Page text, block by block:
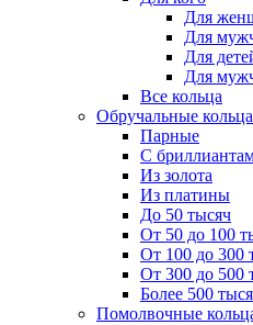
Для
Для
Для
Для
Все кольца
Обручальные кольца
Парные
С
Из золота
Из платины
До 50 тысяч
От 50 до 100
От 100 до 300
От 300 до 500
Более 500
Помолвочные